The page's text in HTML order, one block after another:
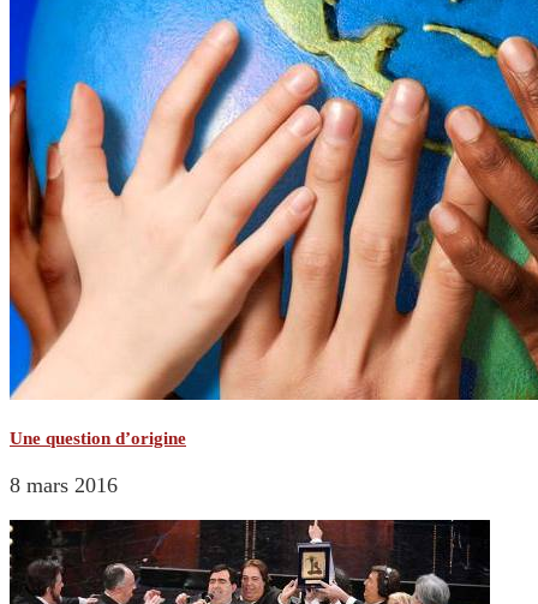
Une question d’origine
8 mars 2016